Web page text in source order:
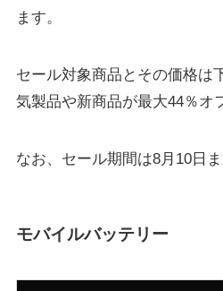
ます。
セール対象商品とその価格は
気製品や新商品が最大44％オ
なお、セール期間は8月10日ま
モバイルバッテリー